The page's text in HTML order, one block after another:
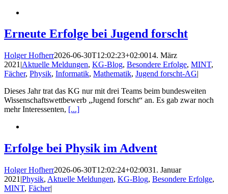
Erneute Erfolge bei Jugend forscht
Holger Hofherr2026-06-30T12:02:23+02:0014. März
2021 |Aktuelle Meldungen, KG-Blog, Besondere Erfolge, MINT,
Fächer, Physik, Informatik, Mathematik, Jugend forscht-AG|
Dieses Jahr trat das KG nur mit drei Teams beim bundesweiten
Wissenschaftswettbewerb „Jugend forscht“ an. Es gab zwar noch
mehr Interessenten, [...]
Erfolge bei Physik im Advent
Holger Hofherr2026-06-30T12:02:24+02:0031. Januar
2021 |Physik, Aktuelle Meldungen, KG-Blog, Besondere Erfolge,
MINT, Fächer|